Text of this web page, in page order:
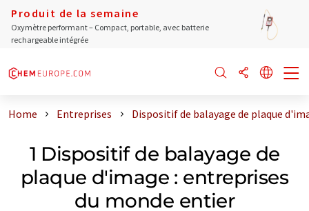
Produit de la semaine
Oxymètre performant – Compact, portable, avec batterie
rechargeable intégrée
Home Entreprises Dispositif de balayage de plaque
1 Dispositif de balayage de
plaque d'image : entreprises
du monde entier